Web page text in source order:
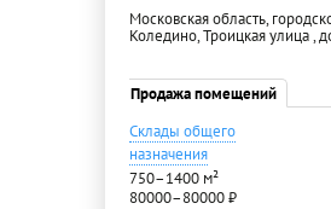
Московская область,
Коледино, Троицкая улица ,
Продажа помещений
Склады общего
назначения
750–1400 м²
80000–80000 ₽